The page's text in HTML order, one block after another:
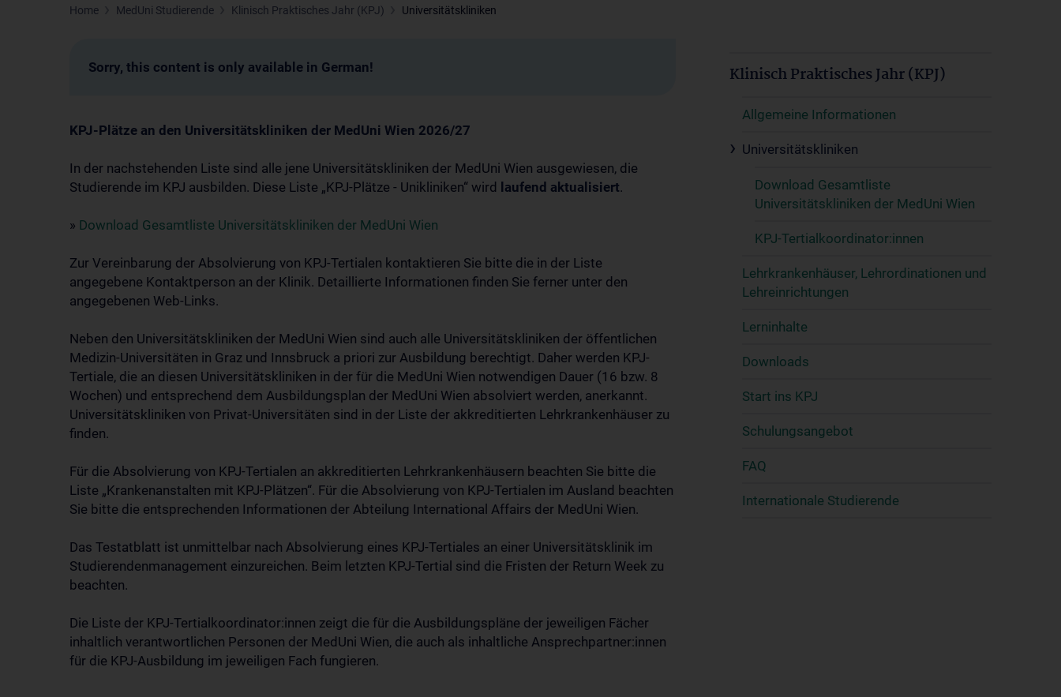
Home MedUni Studierende Klinisch Praktisches Jahr (KPJ) Universitätskliniken
Sorry, this content is only available in German!
KPJ-Plätze an den Universitätskliniken der MedUni Wien 2026/27
In der nachstehenden Liste sind alle jene Universitätskliniken der MedUni Wien ausgewiesen, die
Studierende im KPJ ausbilden. Diese Liste „KPJ-Plätze - Unikliniken“ wird
laufend aktualisiert.
» Download Gesamtliste Universitätskliniken der MedUni Wien
Zur Vereinbarung der Absolvierung von KPJ-Tertialen kontaktieren Sie bitte die in der Liste
angegebene Kontaktperson an der Klinik. Detaillierte Informationen finden Sie ferner unter den
angegebenen Web-Links.
Neben den Universitätskliniken der MedUni Wien sind auch alle Universitätskliniken der öffentlichen
Medizin-Universitäten in Graz und Innsbruck a priori zur Ausbildung berechtigt. Daher werden KPJ-
Tertiale, die an diesen Universitätskliniken in der für die MedUni Wien notwendigen Dauer (16 bzw. 8
Wochen) und entsprechend dem Ausbildungsplan der MedUni Wien absolviert werden, anerkannt.
Universitätskliniken von Privat-Universitäten sind in der Liste der akkreditierten Lehrkrankenhäuser zu
finden.
Für die Absolvierung von KPJ-Tertialen an akkreditierten Lehrkrankenhäusern beachten Sie bitte die
Liste „Krankenanstalten mit KPJ-Plätzen“. Für die Absolvierung von KPJ-Tertialen im Ausland beachten
Sie bitte die entsprechenden Informationen der Abteilung International Affairs der MedUni Wien.
Das Testatblatt ist unmittelbar nach Absolvierung eines KPJ-Tertiales an einer Universitätsklinik im
Studierendenmanagement einzureichen. Beim letzten KPJ-Tertial sind die Fristen der Return Week zu
beachten.
Die Liste der KPJ-Tertialkoordinator:innen zeigt die für die Ausbildungspläne der jeweiligen Fächer
inhaltlich verantwortlichen Personen der MedUni Wien, die auch als inhaltliche Ansprechpartner:innen
für die KPJ-Ausbildung im jeweiligen Fach fungieren.
Klinisch Praktisches Jahr (KPJ)
Allgemeine Informationen
Universitätskliniken
Download Gesamtliste
Universitätskliniken der MedUni Wien
KPJ-Tertialkoordinator:innen
Lehrkrankenhäuser, Lehrordinationen und
Lehreinrichtungen
Lerninhalte
Downloads
Start ins KPJ
Schulungsangebot
FAQ
Internationale Studierende